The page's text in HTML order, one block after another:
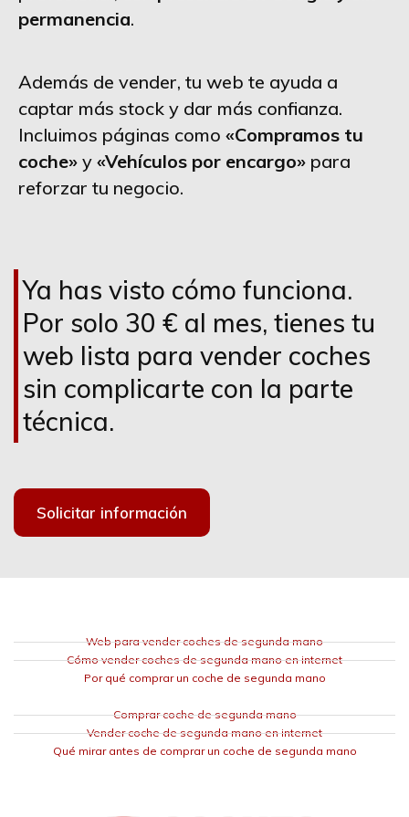
permanencia.
Además de vender, tu web te ayuda a
captar más stock y dar más confianza.
Incluimos páginas como «Compramos tu
coche» y «Vehículos por encargo» para
reforzar tu negocio.
Ya has visto cómo funciona.
Por solo 30 € al mes, tienes tu
web lista para vender coches
sin complicarte con la parte
técnica.
Solicitar información
Web para vender coches de segunda mano
Cómo vender coches de segunda mano en internet
Por qué comprar un coche de segunda mano
Comprar coche de segunda mano
Vender coche de segunda mano en internet
Qué mirar antes de comprar un coche de segunda mano